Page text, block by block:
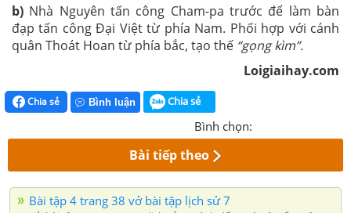
b) Nhà Nguyên tấn công Cham-pa trước để làm bàn
đạp tấn công Đại Việt từ phía Nam. Phối hợp với cánh
quân Thoát Hoan từ phía bắc, tạo thế “gọng kìm”.
Loigiaihay.com
Chia sẻ Bình luận Chia sẻ
Bình chọn:
Bài tiếp theo
Bài tập 4 trang 38 vở bài tập lịch sử 7